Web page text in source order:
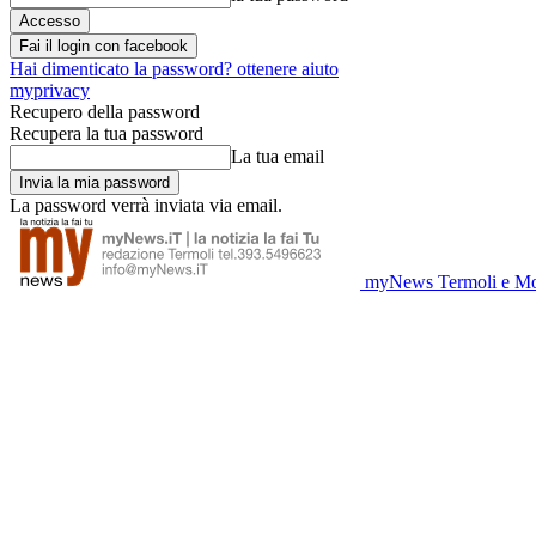
Fai il login con facebook
Hai dimenticato la password? ottenere aiuto
myprivacy
Recupero della password
Recupera la tua password
La tua email
La password verrà inviata via email.
myNews Termoli e